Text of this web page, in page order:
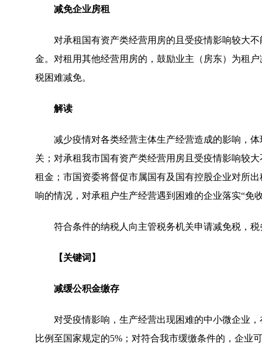
减免企业房租
对承租国有资产类经营用房的且受疫情影响较大
金。对租用其他经营用房的，鼓励业主（房东）为租
税困难减免。
解读
减少疫情对各类经营主体生产经营造成的影响，
关；对承租我市国有资产类经营用房且受疫情影响较
租金；市国资委将督促市属国有及国有控股企业对所
响的情况，对承租户生产经营遇到困难的企业落实“免
符合条件的纳税人向主管税务机关申请减免税，
【关键词】
减缓公积金缴存
对受疫情影响，生产经营出现困难的中小微企业
比例至国家规定的5%；对符合我市缓缴条件的，企业